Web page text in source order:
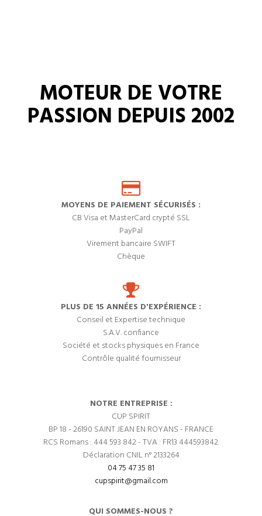
MOTEUR DE VOTRE
PASSION DEPUIS 2002
MOYENS DE PAIEMENT SÉCURISÉS :
CB Visa et MasterCard crypté SSL
PayPal
Virement bancaire SWIFT
Chèque
PLUS DE 15 ANNÉES D'EXPÉRIENCE :
Conseil et Expertise technique
S.A.V. confiance
Société et stocks physiques en France
Contrôle qualité fournisseur
NOTRE ENTREPRISE :
CUP SPIRIT
BP 18 - 26190 SAINT JEAN EN ROYANS - FRANCE
RCS Romans : 444 593 842 - TVA : FR13 444593842.
Déclaration CNIL n° 2133264
04 75 47 35 81
cupspirit@gmail.com
QUI SOMMES-NOUS ?